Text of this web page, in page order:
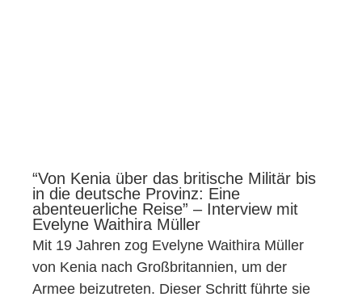
“Von Kenia über das britische Militär bis
in die deutsche Provinz: Eine
abenteuerliche Reise” – Interview mit
Evelyne Waithira Müller
Mit 19 Jahren zog Evelyne Waithira Müller
von Kenia nach Großbritannien, um der
Armee beizutreten. Dieser Schritt führte sie